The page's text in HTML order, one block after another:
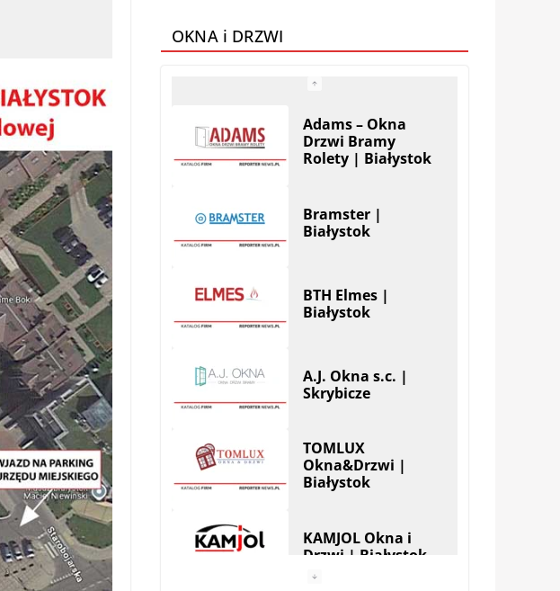
OKNA i DRZWI
Adams – Okna
Drzwi Bramy
Rolety | Białystok
Bramster |
Białystok
BTH Elmes |
Białystok
A.J. Okna s.c. |
Skrybicze
TOMLUX
Okna&Drzwi |
Białystok
KAMJOL Okna i
Drzwi | Białystok